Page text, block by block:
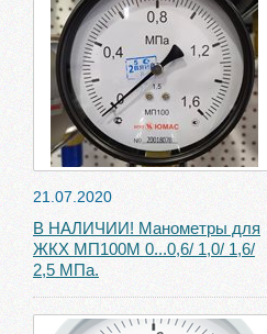
21.07.2020
В НАЛИЧИИ! Манометры для
ЖКХ МП100М 0...0,6/ 1,0/ 1,6/
2,5 МПа.